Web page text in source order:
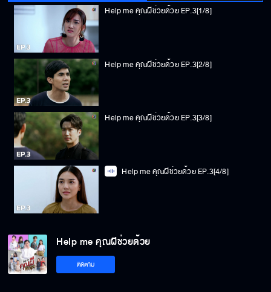
Help me คุณผีช่วยด้วย EP.3[1/8]
Help me คุณผีช่วยด้วย EP.3[2/8]
Help me คุณผีช่วยด้วย EP.3[3/8]
Help me คุณผีช่วยด้วย EP.3[4/8]
Help me คุณผีช่วยด้วย
ติดตาม